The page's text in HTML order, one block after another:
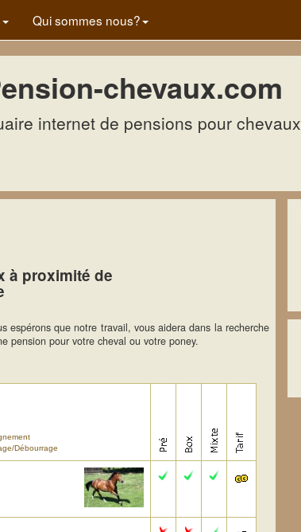
Qui sommes nous?
chevaux.com
internet de pensions pour chevaux
à proximité de
espérons que notre travail, vous aidera dans la recherche
pension pour votre cheval ou votre poney.
Débourrage